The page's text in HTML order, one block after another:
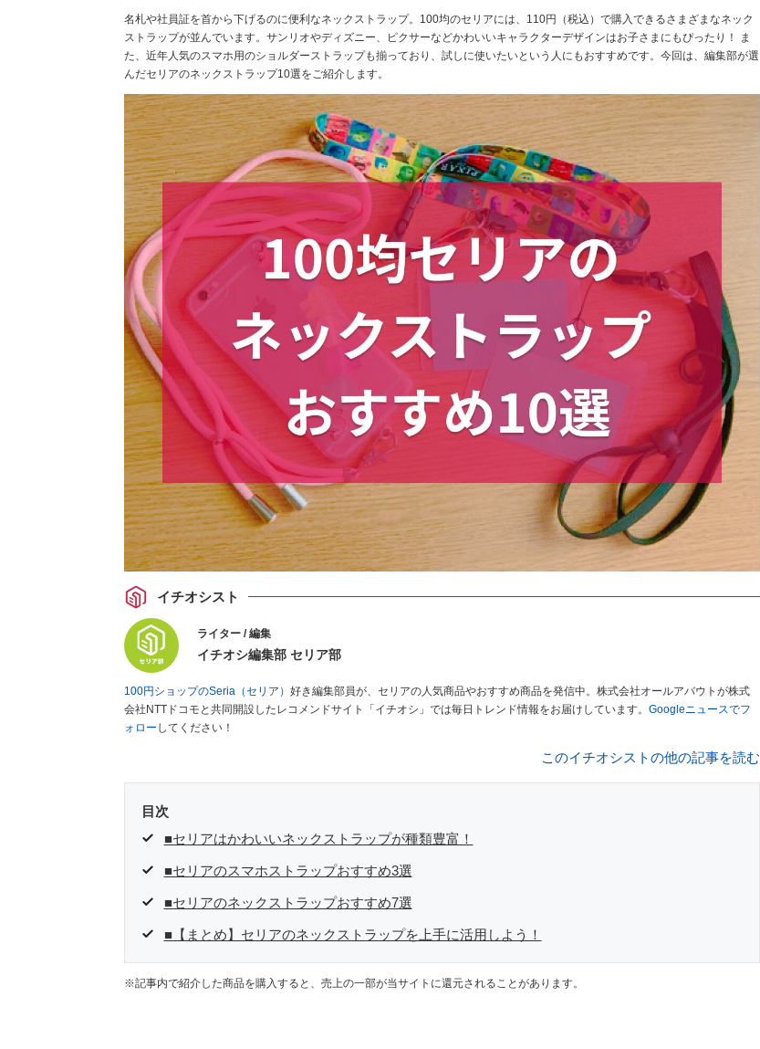
名札や社員証を首から下げるのに便利なネックストラップ。100均のセリアには、110円（税込）で購入できるさまざまなネック
ストラップが並んでいます。サンリオやディズニー、ピクサーなどかわいいキャラクターデザインはお子さまにもぴったり！ ま
た、近年人気のスマホ用のショルダーストラップも揃っており、試しに使いたいという人にもおすすめです。今回は、編集部が選
んだセリアのネックストラップ10選をご紹介します。
イチオシスト
ライター / 編集
イチオシ編集部 セリア部
100円ショップのSeria（セリア） 好き編集部員が、セリアの人気商品やおすすめ商品を発信中。株式会社オールアバウトが株式
会社NTTドコモと共同開設したレコメンドサイト「イチオシ」では毎日トレンド情報をお届けしています。 Googleニュースでフ
ォロー してください！
このイチオシストの他の記事を読む
目次
■セリアはかわいいネックストラップが種類豊富！
■セリアのスマホストラップおすすめ3選
■セリアのネックストラップおすすめ7選
■【まとめ】セリアのネックストラップを上手に活用しよう！
※記事内で紹介した商品を購入すると、売上の一部が当サイトに還元されることがあります。